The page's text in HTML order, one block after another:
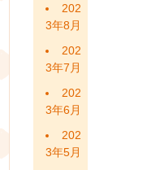
202
3年8月
202
3年7月
202
3年6月
202
3年5月